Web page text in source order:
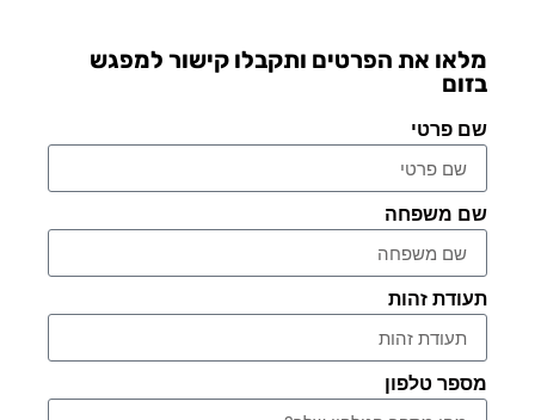
מלאו את הפרטים ותקבלו קישור למפגש
בזום
שם פרטי
שם משפחה
תעודת זהות
מספר טלפון